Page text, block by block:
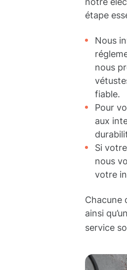
étape
Nous
nous
fiable.
Pour
aux
Si
nous
votre
Chacune
ainsi
service